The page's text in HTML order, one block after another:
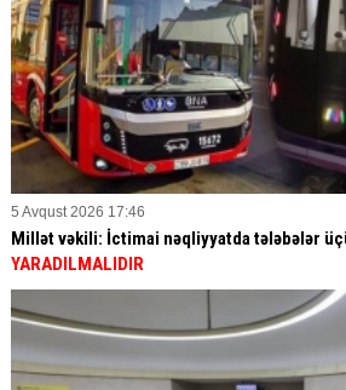
5 Avqust 2026 17:46
Millət vəkili: İctimai nəqliyyatda tələbələr
YARADILMALIDIR